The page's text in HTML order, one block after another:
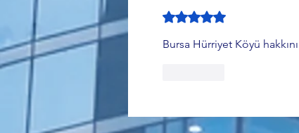
5 üzerinden 5 yıldız
Bursa Hürriyet Köyü